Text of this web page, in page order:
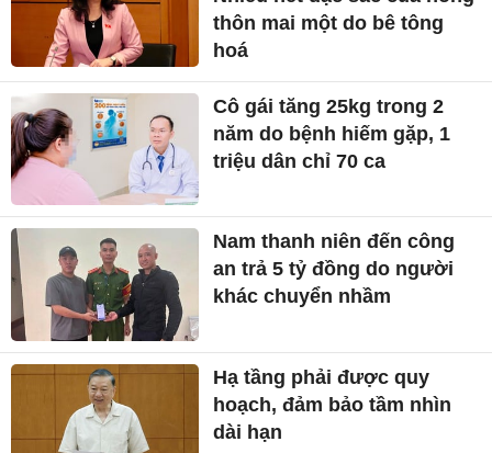
thôn mai một do bê tông
hoá
Cô gái tăng 25kg trong 2
năm do bệnh hiếm gặp, 1
triệu dân chỉ 70 ca
Nam thanh niên đến công
an trả 5 tỷ đồng do người
khác chuyển nhầm
Hạ tầng phải được quy
hoạch, đảm bảo tầm nhìn
dài hạn